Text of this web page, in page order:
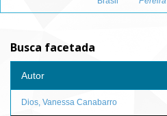
Busca facetada
Autor
Dios, Vanessa Canabarro